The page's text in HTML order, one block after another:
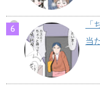
当